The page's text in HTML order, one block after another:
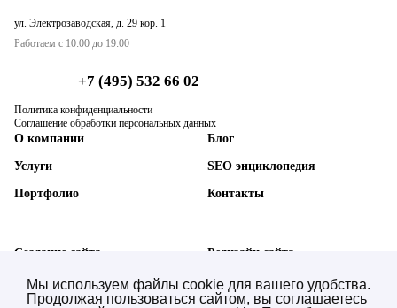
ул. Электрозаводская, д. 29 кор. 1
Работаем с 10:00 до 19:00
+7 (495) 532 66 02
Политика конфиденциальности
Соглашение обработки персональных данных
О компании
Услуги
Портфолио
Блог
SEO энциклопедия
Контакты
Создание сайта
SEO-продвижение сайта
Редизайн сайта
Техническая поддержка
Мы используем файлы cookie для вашего удобства.
Продолжая пользоваться сайтом, вы соглашаетесь